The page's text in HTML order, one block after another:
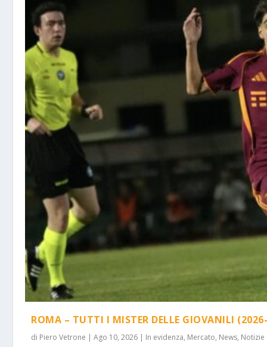
ROMA – TUTTI I MISTER DELLE GIOVANILI
di Piero Vetrone |Ago 10, 2026 | In evidenza, Mercato, News, Notizie